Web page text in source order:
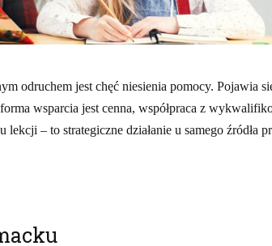
odruchem jest chęć niesienia pomocy. Pojawia
wsparcia jest cenna, współpraca z
– to strategiczne działanie u samego źródła